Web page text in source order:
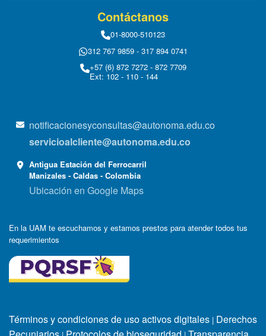
Contáctanos
01-8000-510123
312 767 9859 - 317 894 0741
+57 (6) 872 7272 - 872 7709
Ext: 102 - 110 - 144
notificacionesyconsultas@autonoma.edu.co
servicioalcliente@autonoma.edu.co
Antigua Estación del Ferrocarril
Manizales - Caldas - Colombia
Ubicación en Google Maps
En la UAM te escuchamos y estamos prestos para atender todos tus
requerimientos
Términos y condiciones de uso activos digitales | Derechos